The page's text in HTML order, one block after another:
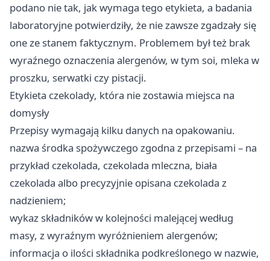
podano nie tak, jak wymaga tego etykieta, a badania
laboratoryjne potwierdziły, że nie zawsze zgadzały się
one ze stanem faktycznym. Problemem był też brak
wyraźnego oznaczenia alergenów, w tym soi, mleka w
proszku, serwatki czy pistacji.
Etykieta czekolady, która nie zostawia miejsca na
domysły
Przepisy wymagają kilku danych na opakowaniu.
nazwa środka spożywczego zgodna z przepisami – na
przykład czekolada, czekolada mleczna, biała
czekolada albo precyzyjnie opisana czekolada z
nadzieniem;
wykaz składników w kolejności malejącej według
masy, z wyraźnym wyróżnieniem alergenów;
informacja o ilości składnika podkreślonego w nazwie,